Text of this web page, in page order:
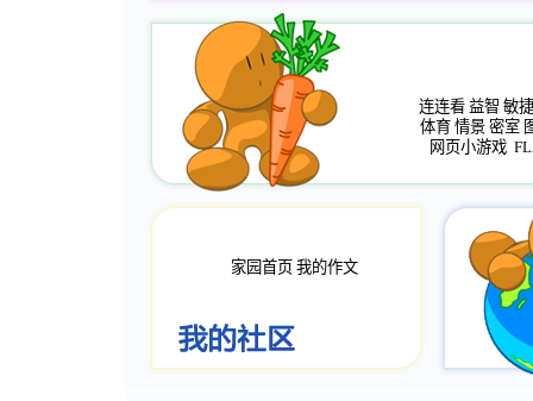
连连看 益智 敏捷
体育 情景 密室
网页小游戏
家园首页 我的作文